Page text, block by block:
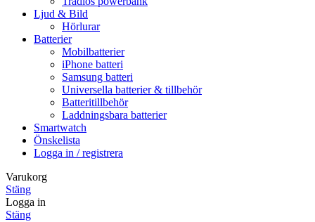
Ljud & Bild
Hörlurar
Batterier
Mobilbatterier
iPhone batteri
Samsung batteri
Universella batterier & tillbehör
Batteritillbehör
Laddningsbara batterier
Smartwatch
Önskelista
Logga in / registrera
Varukorg
Stäng
Logga in
Stäng